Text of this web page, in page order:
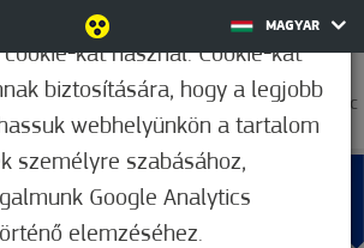
MAGYAR
23,9°C
kat használ. Cookie-kat
biztosítására, hogy a legjobb
webhelyünkön a tartalom
személyre szabásához,
Google Analytics
elemzéséhez.